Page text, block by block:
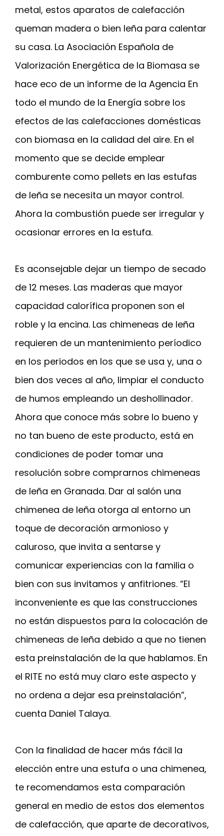
metal, estos aparatos de calefacción
queman madera o bien leña para calentar
su casa. La Asociación Española de
Valorización Energética de la Biomasa se
hace eco de un informe de la Agencia En
todo el mundo de la Energía sobre los
efectos de las calefacciones domésticas
con biomasa en la calidad del aire. En el
momento que se decide emplear
comburente como pellets en las estufas
de leña se necesita un mayor control.
Ahora la combustión puede ser irregular y
ocasionar errores en la estufa.
Es aconsejable dejar un tiempo de secado
de 12 meses. Las maderas que mayor
capacidad calorífica proponen son el
roble y la encina. Las chimeneas de leña
requieren de un mantenimiento períodico
en los periodos en los que se usa y, una o
bien dos veces al año, limpiar el conducto
de humos empleando un deshollinador.
Ahora que conoce más sobre lo bueno y
no tan bueno de este producto, está en
condiciones de poder tomar una
resolución sobre comprarnos chimeneas
de leña en Granada. Dar al salón una
chimenea de leña otorga al entorno un
toque de decoración armonioso y
caluroso, que invita a sentarse y
comunicar experiencias con la familia o
bien con sus invitamos y anfitriones. “El
inconveniente es que las construcciones
no están dispuestos para la colocación de
chimeneas de leña debido a que no tienen
esta preinstalación de la que hablamos. En
el RITE no está muy claro este aspecto y
no ordena a dejar esa preinstalación”,
cuenta Daniel Talaya.
Con la finalidad de hacer más fácil la
elección entre una estufa o una chimenea,
te recomendamos esta comparación
general en medio de estos dos elementos
de calefacción, que aparte de decorativos,